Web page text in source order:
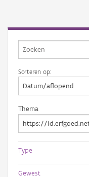
Sorteren op:
Thema
Type
Gewest